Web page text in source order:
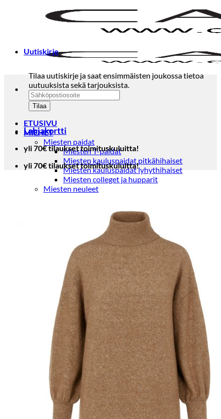
ETUSIVU
MIEHET
Miesten paidat
Miesten T-paidat
Miesten kauluspaidat pitkähihaiset
Miesten kauluspaidat lyhythihaiset
Miesten colleget ja hupparit
Miesten neuleet
Puvuntakit ja blazerit
Miesten housut
Miesten housut
Miesten farkut
Miesten collegehousut
Miesten shortsit
Miesten asusteet
Vyöt ja olkaimet
Solmiot, rusetit ja taskuliinat
Miesten päähineet, huivit ja käsineet
Miesten yöasut ja alusvaatteet
Miesten alusvaatteet
Miesten sukat
Miesten yöasut
Miesten aamutakit ja kylpytakit
Miesten takit
Miesten nahkatakit
Miesten kevät-ja syystakit
Miesten villakangastakit
Miesten talvitakit
Uutiskirje
Tilaa uutiskirje ja saat ensimmäisten joukossa tietoa
uutuuksista sekä tarjouksista.
Lahjakortti
yli 70€ tilaukset toimituskuluitta!
yli 70€ tilaukset toimituskuluitta!